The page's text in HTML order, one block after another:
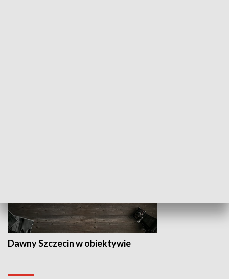
Dawny Szczecin w obiektywie